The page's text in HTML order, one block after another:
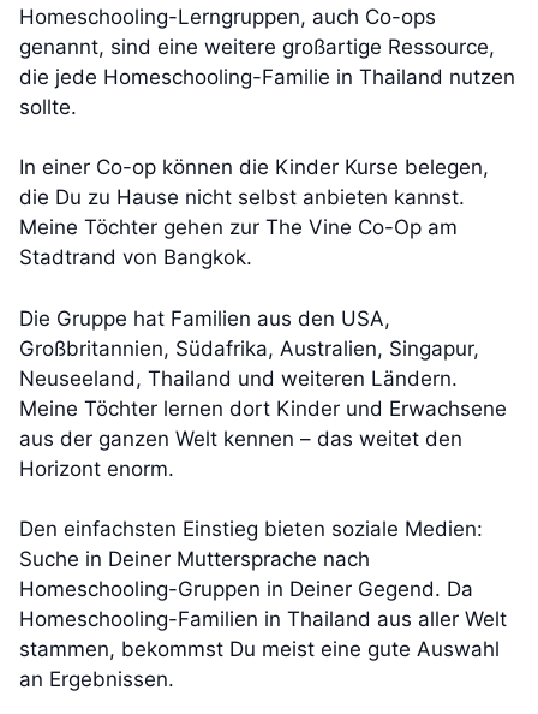
Homeschooling-Lerngruppen, auch Co-ops
genannt, sind eine weitere großartige Ressource,
die jede Homeschooling-Familie in Thailand nutzen
sollte.
In einer Co-op können die Kinder Kurse belegen,
die Du zu Hause nicht selbst anbieten kannst.
Meine Töchter gehen zur The Vine Co-Op am
Stadtrand von Bangkok.
Die Gruppe hat Familien aus den USA,
Großbritannien, Südafrika, Australien, Singapur,
Neuseeland, Thailand und weiteren Ländern.
Meine Töchter lernen dort Kinder und Erwachsene
aus der ganzen Welt kennen – das weitet den
Horizont enorm.
Den einfachsten Einstieg bieten soziale Medien:
Suche in Deiner Muttersprache nach
Homeschooling-Gruppen in Deiner Gegend. Da
Homeschooling-Familien in Thailand aus aller Welt
stammen, bekommst Du meist eine gute Auswahl
an Ergebnissen.